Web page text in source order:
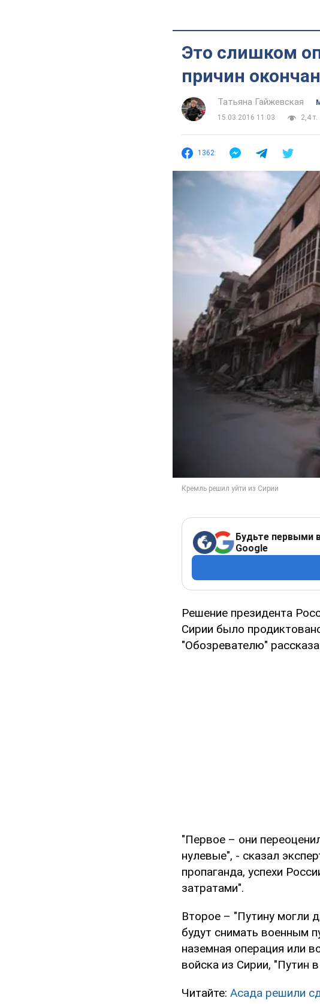
Это слишком
причин
Татьяна Гайжевская
15.03.2016 11:03
2,4 т.
1362
Будьте первыми
Google
Решение президента
Сирии было
"Обозревателю"
"Первое – они
нулевые", - сказал
пропаганда, успехи
затратами".
Второе – "Путину могли
будут снимать военным
наземная операция или
войска из Сирии, "Путин
Читайте: Асада решили